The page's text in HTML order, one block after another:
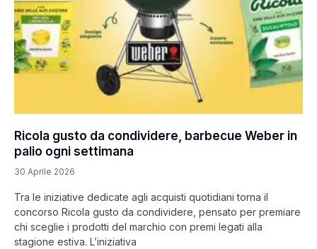
Ricola gusto da condividere, barbecue Weber in
palio ogni settimana
30 Aprile 2026
Tra le iniziative dedicate agli acquisti quotidiani torna il
concorso Ricola gusto da condividere, pensato per premiare
chi sceglie i prodotti del marchio con premi legati alla
stagione estiva. L’iniziativa